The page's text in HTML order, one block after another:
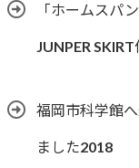
「ホームスパ
JUNPER SKIRT
福岡市科学館
ました2018